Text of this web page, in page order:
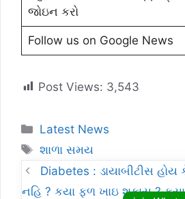
જોઇન કરો
Follow us on Google News
Post Views: 3,543
Categories
Latest News
Tags
શાળા સમય
Diabetes : ડાયાબીટીસ હોય
નહિ ? કયા ફળ ખાઇ શકાય ?